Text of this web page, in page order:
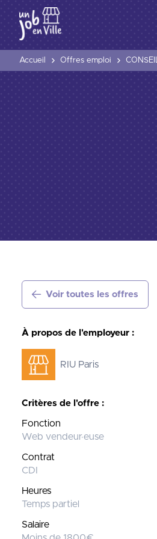
Accueil Offres emploi
Voir toutes les offres
À propos de l'employeur :
RIU Paris
Critères de l'offre :
Fonction
Web vendeur·euse
Contrat
CDI
Heures
Temps partiel
Salaire